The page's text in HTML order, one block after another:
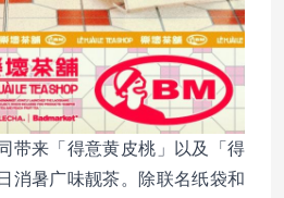
带来「得意黄皮桃」以及「得
消暑广味靓茶。除联名纸袋和